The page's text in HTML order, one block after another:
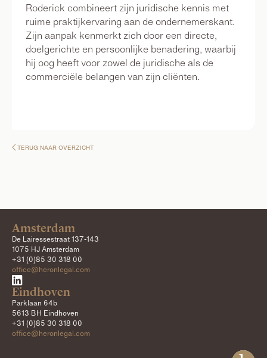
Roderick combineert zijn juridische kennis met
ruime praktijkervaring aan de ondernemerskant.
Zijn aanpak kenmerkt zich door een directe,
doelgerichte en persoonlijke benadering, waarbij
hij oog heeft voor zowel de juridische als de
commerciële belangen van zijn cliënten.
 TERUG NAAR OVERZICHT
Amsterdam
De Lairessestraat 137-143
1075 HJ Amsterdam
+31 (0)85 30 318 00
office@heronlegal.com

Eindhoven
Parklaan 64b
5613 BH Eindhoven
+31 (0)85 30 318 00
office@heronlegal.com